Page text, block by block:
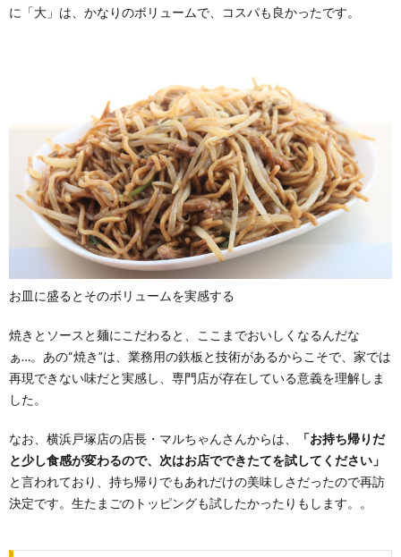
に「大」は、かなりのボリュームで、コスパも良かったです。
お皿に盛るとそのボリュームを実感する
焼きとソースと麺にこだわると、ここまでおいしくなるんだな
ぁ…。あの“焼き”は、業務用の鉄板と技術があるからこそで、家では
再現できない味だと実感し、専門店が存在している意義を理解しま
した。
なお、横浜戸塚店の店長・マルちゃんさんからは、
「お持ち帰りだ
と少し食感が変わるので、次はお店でできたてを試してください」
と言われており、持ち帰りでもあれだけの美味しさだったので再訪
決定です。生たまごのトッピングも試したかったりもします。。